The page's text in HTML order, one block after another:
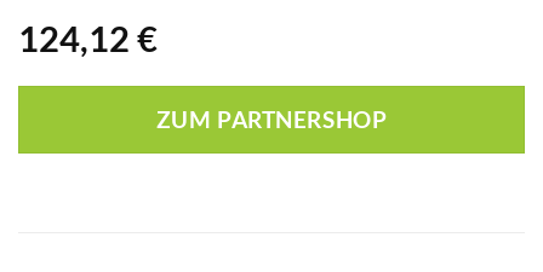
124,12 €
ZUM PARTNERSHOP